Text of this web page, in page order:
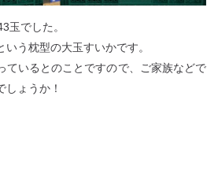
玉でした。
う枕型の大玉すいかです。
ているとのことですので、ご家族などで
ょうか！